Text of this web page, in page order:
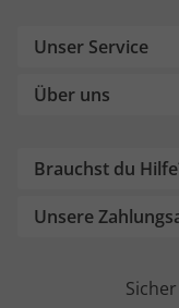
Unser Service
Über uns
Brauchst du
Unsere